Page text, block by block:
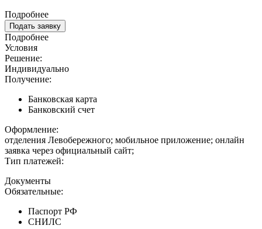
Подробнее
Подать заявку
Подробнее
Условия
Решение:
Индивидуально
Получение:
Банковская карта
Банковский счет
Оформление:
отделения Левобережного; мобильное приложение; онлайн
заявка через официальный сайт;
Тип платежей:
Документы
Обязательные:
Паспорт РФ
СНИЛС